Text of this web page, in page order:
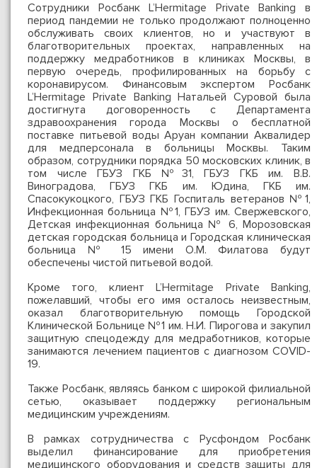
Сотрудники Росбанк L’Hermitage Private Banking в
период пандемии не только продолжают полноценно
обслуживать своих клиентов, но и участвуют в
благотворительных проектах, направленных на
поддержку медработников в клиниках Москвы, в
первую очередь, профилированных на борьбу с
коронавирусом. Финансовым экспертом Росбанк
L’Hermitage Private Banking Натальей Суровой была
достигнута договоренность с Департамента
здравоохранения города Москвы о бесплатной
поставке питьевой воды Аруан компании Аквалидер
для медперсонала в больницы Москвы. Таким
образом, сотрудники порядка 50 московских клиник, в
том числе ГБУЗ ГКБ №31, ГБУЗ ГКБ им. В.В.
Виноградова, ГБУЗ ГКБ им. Юдина, ГКБ им.
Спасокукоцкого, ГБУЗ ГКБ Госпиталь ветеранов №1,
Инфекционная больница №1, ГБУЗ им. Свержевского,
Детская инфекционная больница № 6, Морозовская
детская городская больница и Городская клиническая
больница № 15 имени О.М. Филатова будут
обеспечены чистой питьевой водой.
Кроме того, клиент L’Hermitage Private Banking,
пожелавший, чтобы его имя осталось неизвестным,
оказал благотворительную помощь Городской
Клинической Больнице №1 им. Н.И. Пирогова и закупил
защитную спецодежду для медработников, которые
занимаются лечением пациентов с диагнозом COVID-
19.
Также Росбанк, являясь банком с широкой филиальной
сетью, оказывает поддержку региональным
медицинским учреждениям.
В рамках сотрудничества с Русфондом Росбанк
выделил финансирование для приобретения
медицинского оборудования и средств защиты для